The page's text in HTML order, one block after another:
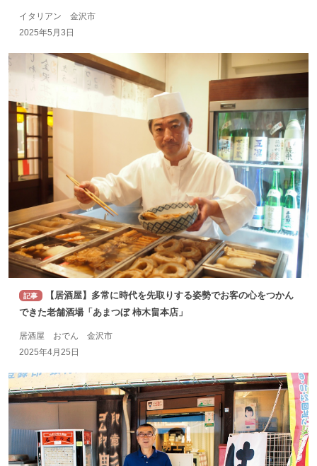
イタリアン 金沢市
2025年5月3日
記事
【居酒屋】多常に時代を先取りする姿勢でお客の心をつかん
できた老舗酒場「あまつぼ 柿木畠本店」
居酒屋 おでん 金沢市
2025年4月25日